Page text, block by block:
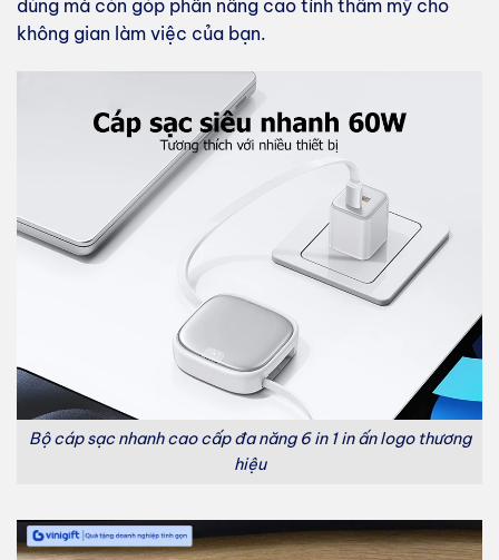
dùng mà còn góp phần nâng cao tính thẩm mỹ cho
không gian làm việc của bạn.
Bộ cáp sạc nhanh cao cấp đa năng 6 in 1 in ấn logo thương
hiệu